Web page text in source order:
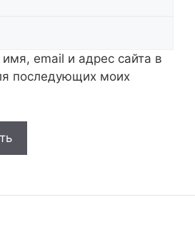
email и адрес сайта в
последующих моих